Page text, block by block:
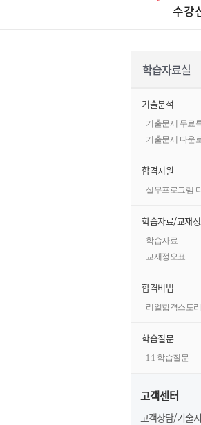
수강
학습자료실
기출분석
기출문제 무료
기출문제 다운
합격지원
실무프로그램
학습자료/교재
학습자료
교재정오표
합격비법
리얼합격스토리
학습질문
1:1 학습질문
고객센터
고객상담/기술